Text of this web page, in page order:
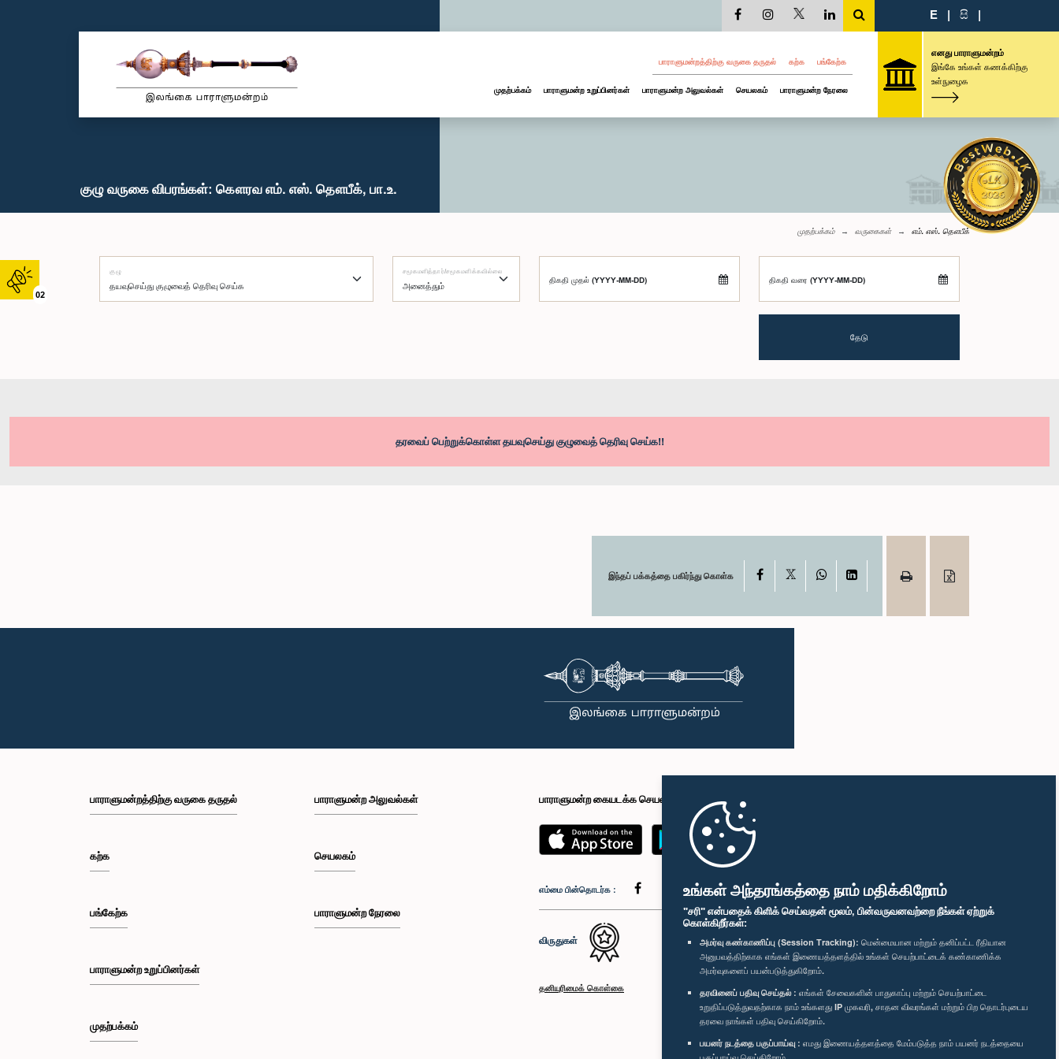
உங்கள் அந்தரங்கத்தை நாம் மதிக்கிறோம்
"சரி" என்பதைக் கிளிக் செய்வதன் மூலம், பின்வருவனவற்றை நீங்கள் ஏற்றுக்
கொள்கிறீர்கள்:
அமர்வு கண்காணிப்பு (Session Tracking): மென்மையான மற்றும் தனிப்பட்ட ரீதியான
அனுபவத்திற்காக எங்கள் இணையத்தளத்தில் உங்கள் செயற்பாட்டைக் கண்காணிக்க
அமர்வுகளைப் பயன்படுத்துகிறோம்.
தரவினைப் பதிவு செய்தல் : எங்கள் சேவைகளின் பாதுகாப்பு மற்றும் செயற்பாட்டை
உறுதிப்படுத்துவதற்காக நாம் உங்களது IP முகவரி, சாதன விவரங்கள் மற்றும் பிற தொடர்புடைய
தரவை நாங்கள் பதிவு செய்கிறோம்.
பயனர் நடத்தை பகுப்பாய்வு : எமது இணையத்தளத்தை மேம்படுத்த நாம் பயனர் நடத்தையை
02
E | සි |
பாராளுமன்றத்திற்கு வருகை தருதல் கற்க பங்கேற்க
முதற்பக்கம் பாராளுமன்ற உறுப்பினர்கள் பாராளுமன்ற அலுவல்கள் செயலகம் பாராளுமன்ற நேரலை
எனது பாராளுமன்றம்
இங்கே உங்கள் கணக்கிற்கு
உள்நுழைக
குழு வருகை விபரங்கள்: கௌரவ எம். எஸ். தௌபீக், பா.உ.
முதற்பக்கம் வருகைகள் எம். எஸ். தௌபீக்
குழு சமூகமளித்தார்/சமூகமளிக்கவில்லை
திகதி முதல் (YYYY-MM-DD) திகதி வரை (YYYY-MM-DD)
தேடு
தரவைப் பெற்றுக்கொள்ள தயவுசெய்து குழுவைத் தெரிவு செய்க!!
இந்தப் பக்கத்தை பகிர்ந்து கொள்க Facebook WhatsAppLinkedIn
பாராளுமன்றத்திற்கு வருகை தருதல்
கற்க
பங்கேற்க
பாராளுமன்ற உறுப்பினர்கள்
முதற்பக்கம்
பாராளுமன்ற அலுவல்கள்
செயலகம்
பாராளுமன்ற நேரலை
பாராளுமன்ற கையடக்க செயலி
எம்மை பின்தொடர்க :
விருதுகள்
தனியுரிமைக் கொள்கை